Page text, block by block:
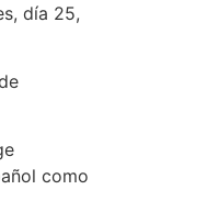
día 25,
como